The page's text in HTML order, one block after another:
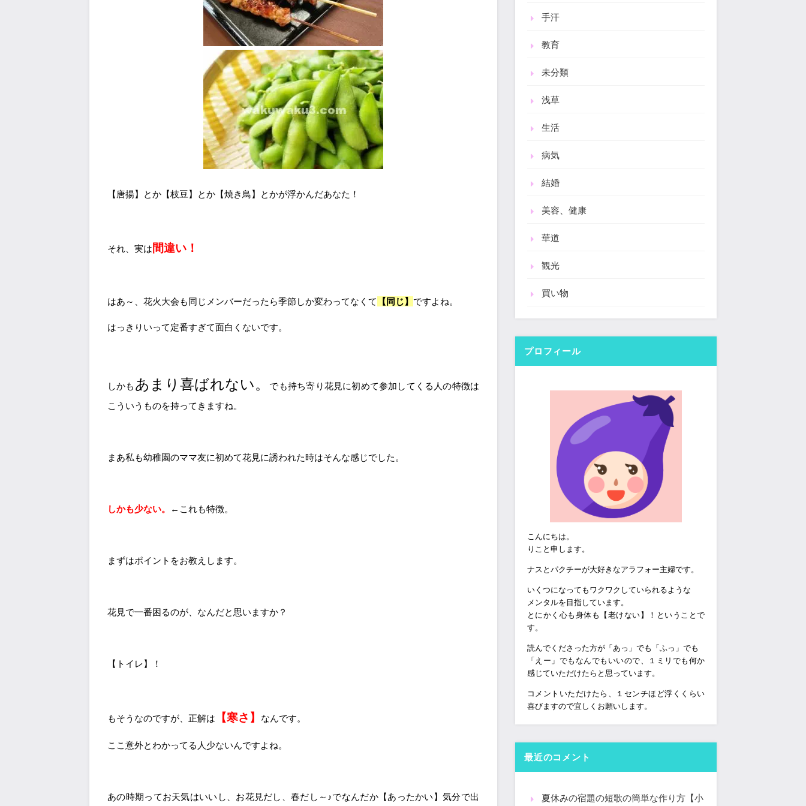
【唐揚】とか【枝豆】とか【焼き鳥】とかが浮かんだあなた！
それ、実は 間違い！
はあ～、花火大会も同じメンバーだったら季節しか変わってなくて 【同じ】 ですよね。
はっきりいって定番すぎて面白くないです。
しかも あまり喜ばれない。
でも持ち寄り花見に初めて参加してくる人の特徴は
こういうものを持ってきますね。
まあ私も幼稚園のママ友に初めて花見に誘われた時はそんな感じでした。
しかも少ない。 ←これも特徴。
まずはポイントをお教えします。
花見で一番困るのが、なんだと思いますか？
【トイレ】！
もそうなのですが、正解は 【寒さ】 なんです。
ここ意外とわかってる人少ないんですよね。
あの時期ってお天気はいいし、お花見だし、春だし～♪でなんだか【あったかい】気分で出
手汗
教育
未分類
浅草
生活
病気
結婚
美容、健康
華道
観光
買い物
プロフィール
こんにちは。
りこと申します。
ナスとパクチーが大好きなアラフォー主婦です。
いくつになってもワクワクしていられるような
メンタルを目指しています。
とにかく心も身体も【老けない】！ということで
す。
読んでくださった方が「あっ」でも「ふっ」でも
「えー」でもなんでもいいので、１ミリでも何か
感じていただけたらと思っています。
コメントいただけたら、１センチほど浮くくらい
喜びますので宜しくお願いします。
最近のコメント
夏休みの宿題の短歌の簡単な作り方【小